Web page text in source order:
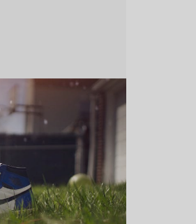
Era Digital
hoje, o branding se